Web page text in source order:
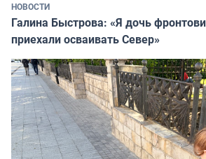
НОВОСТИ
Галина Быстрова: «Я дочь
приехали осваивать Север»